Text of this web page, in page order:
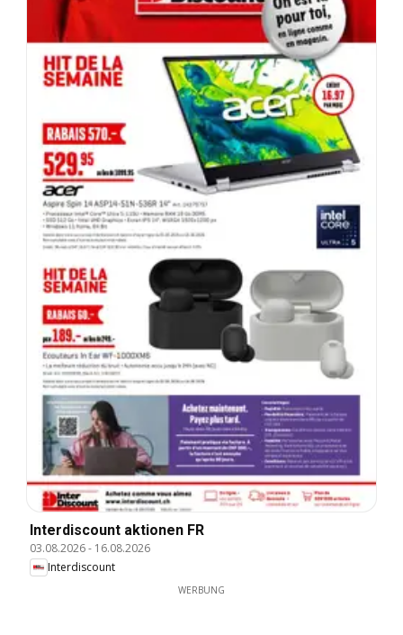
Interdiscount aktionen FR
03.08.2026- 16.08.2026
Interdiscount
WERBUNG